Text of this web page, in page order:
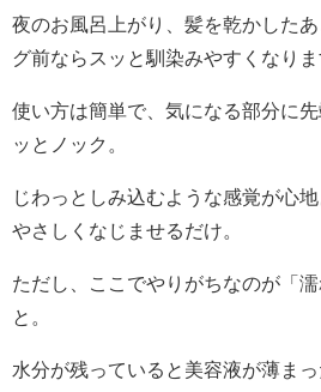
夜のお風呂上がり、髪を乾かした
グ前ならスッと馴染みやすくなりま
使い方は簡単で、気になる部分に
ッとノック。
じわっとしみ込むような感覚が心
やさしくなじませるだけ。
ただし、ここでやりがちなのが「
と。
水分が残っていると美容液が薄ま